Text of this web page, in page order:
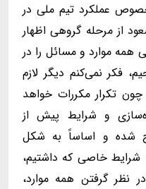
عملکرد تیم ملی در
در صعود از مرحله گروهی اظهار
موارد و مسائل را در
فکر نمی‌کنم دیگر لازم
تکرار مکررات خواهد
و شرایط پیش از
شده و اساساً به شکل
شرایط خاصی که داشتیم،
گرفتن همه موارد،